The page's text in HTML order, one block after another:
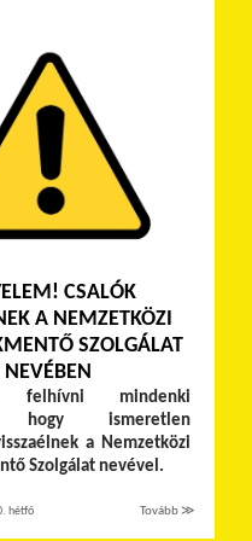
CSALÓK
A NEMZETKÖZI
SZOLGÁLAT
NEVÉBEN
felhívni mindenki
hogy ismeretlen
a Nemzetközi
Szolgálat nevével.
hétfő Tovább ≫